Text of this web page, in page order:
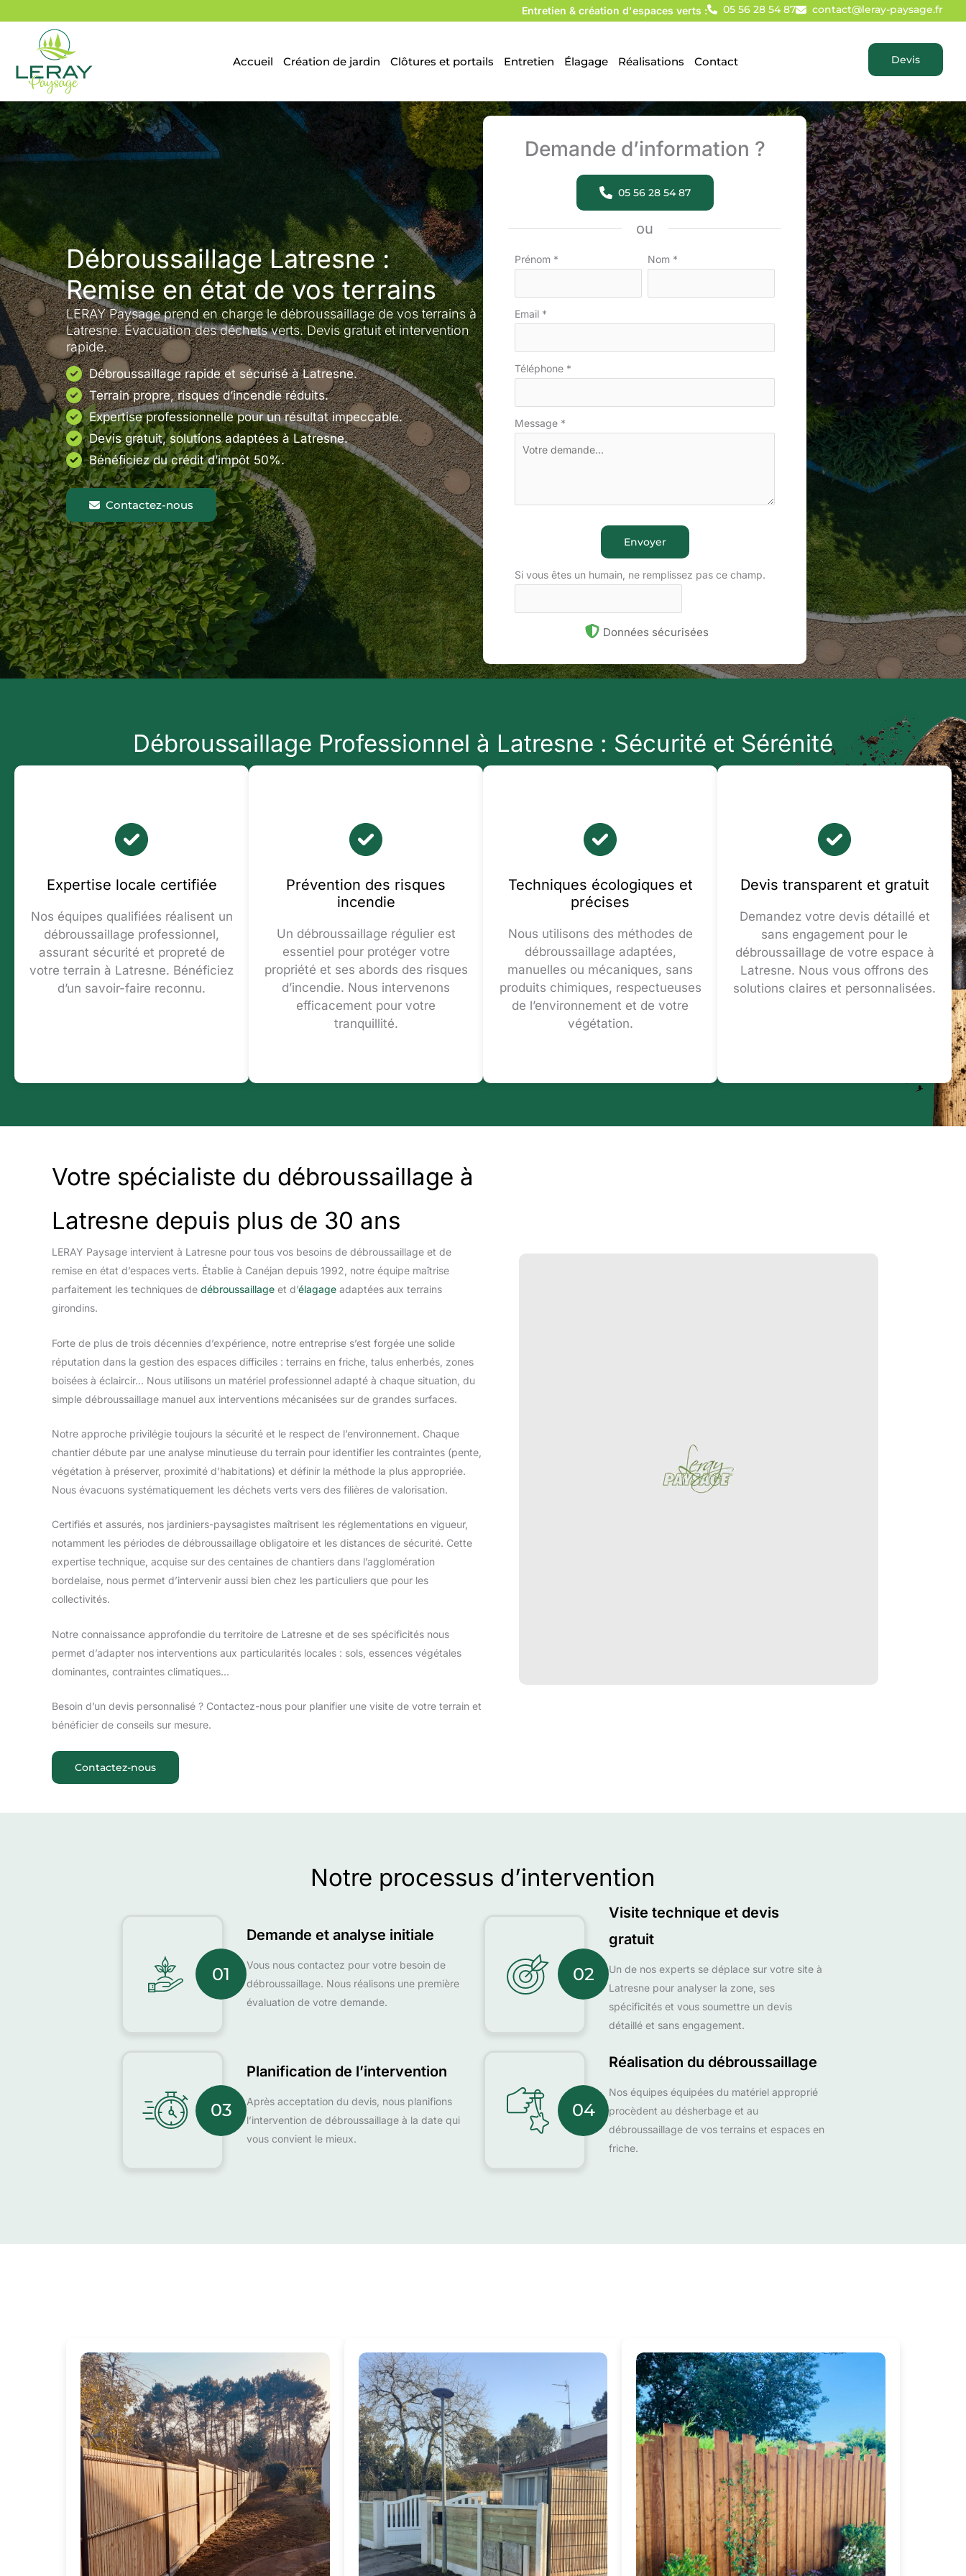
Entretien & création d'espaces verts : 05 56 28 54 87 contact@leray-paysage.fr
Accueil Création de jardin Clôtures et portails Entretien Élagage Réalisations Contact Devis
Débroussaillage Latresne :
Remise en état de vos terrains
LERAY Paysage prend en charge le débroussaillage de vos terrains à
Latresne. Évacuation des déchets verts. Devis gratuit et intervention
rapide.
Débroussaillage rapide et sécurisé à Latresne.
Terrain propre, risques d’incendie réduits.
Expertise professionnelle pour un résultat impeccable.
Devis gratuit, solutions adaptées à Latresne.
Bénéficiez du crédit d’impôt 50%.
Contactez-nous
Demande d’information ?
05 56 28 54 87
ou
Formulaire
avec
téléphone
Prénom * Nom *
Email *
Téléphone *
Message *
Envoyer
Si vous êtes un humain, ne remplissez pas ce champ.
Données sécurisées
Débroussaillage Professionnel à Latresne : Sécurité et Sérénité
Expertise locale certifiée
Nos équipes qualifiées réalisent un
débroussaillage professionnel,
assurant sécurité et propreté de
votre terrain à Latresne. Bénéficiez
d’un savoir-faire reconnu.
Prévention des risques
incendie
Un débroussaillage régulier est
essentiel pour protéger votre
propriété et ses abords des risques
d’incendie. Nous intervenons
efficacement pour votre
tranquillité.
Techniques écologiques et
précises
Nous utilisons des méthodes de
débroussaillage adaptées,
manuelles ou mécaniques, sans
produits chimiques, respectueuses
de l’environnement et de votre
végétation.
Devis transparent et gratuit
Demandez votre devis détaillé et
sans engagement pour le
débroussaillage de votre espace à
Latresne. Nous vous offrons des
solutions claires et personnalisées.
Votre spécialiste du débroussaillage à
Latresne depuis plus de 30 ans
LERAY Paysage intervient à Latresne pour tous vos besoins de débroussaillage et de
remise en état d’espaces verts. Établie à Canéjan depuis 1992, notre équipe maîtrise
parfaitement les techniques de débroussaillage et d’élagage adaptées aux terrains
girondins.
Forte de plus de trois décennies d’expérience, notre entreprise s’est forgée une solide
réputation dans la gestion des espaces difficiles : terrains en friche, talus enherbés, zones
boisées à éclaircir… Nous utilisons un matériel professionnel adapté à chaque situation, du
simple débroussaillage manuel aux interventions mécanisées sur de grandes surfaces.
Notre approche privilégie toujours la sécurité et le respect de l’environnement. Chaque
chantier débute par une analyse minutieuse du terrain pour identifier les contraintes (pente,
végétation à préserver, proximité d’habitations) et définir la méthode la plus appropriée.
Nous évacuons systématiquement les déchets verts vers des filières de valorisation.
Certifiés et assurés, nos jardiniers-paysagistes maîtrisent les réglementations en vigueur,
notamment les périodes de débroussaillage obligatoire et les distances de sécurité. Cette
expertise technique, acquise sur des centaines de chantiers dans l’agglomération
bordelaise, nous permet d’intervenir aussi bien chez les particuliers que pour les
collectivités.
Notre connaissance approfondie du territoire de Latresne et de ses spécificités nous
permet d’adapter nos interventions aux particularités locales : sols, essences végétales
dominantes, contraintes climatiques…
Besoin d’un devis personnalisé ? Contactez-nous pour planifier une visite de votre terrain et
bénéficier de conseils sur mesure.
Contactez-nous
Notre processus d’intervention
01
Demande et analyse initiale
Vous nous contactez pour votre besoin de
débroussaillage. Nous réalisons une première
évaluation de votre demande.
02
Visite technique et devis
gratuit
Un de nos experts se déplace sur votre site à
Latresne pour analyser la zone, ses
spécificités et vous soumettre un devis
détaillé et sans engagement.
03
Planification de l’intervention
Après acceptation du devis, nous planifions
l’intervention de débroussaillage à la date qui
vous convient le mieux.
04
Réalisation du débroussaillage
Nos équipes équipées du matériel approprié
procèdent au désherbage et au
débroussaillage de vos terrains et espaces en
friche.